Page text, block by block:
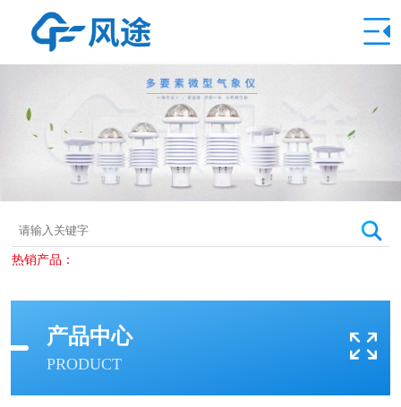
热销产品：
产品中心
PRODUCT